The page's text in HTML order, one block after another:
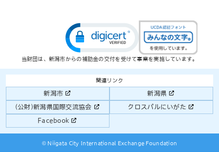
当財団は、新潟市からの補助金の交付を受けて事業を実施しています。
関連リンク
新潟市 新潟県
(公財)新潟県国際交流協会 クロスパルにいがた
Facebook
© Niigata City International Exchange Foundation